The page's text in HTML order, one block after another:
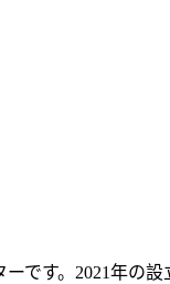
です。2021年の